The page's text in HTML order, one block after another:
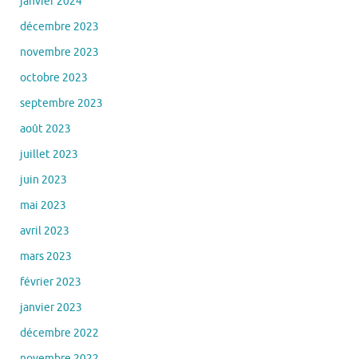
décembre 2023
novembre 2023
octobre 2023
septembre 2023
août 2023
juillet 2023
juin 2023
mai 2023
avril 2023
mars 2023
février 2023
janvier 2023
décembre 2022